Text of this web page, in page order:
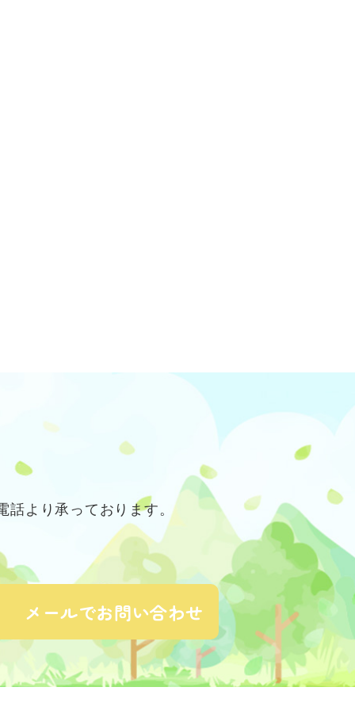
話より承っております。
メールでお問い合わせ